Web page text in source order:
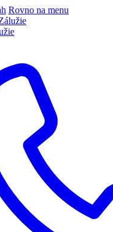
Rovno na menu